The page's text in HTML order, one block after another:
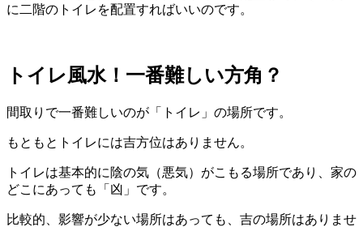
に二階のトイレを配置すればいいのです。
トイレ風水！一番難しい方角？
間取りで一番難しいのが「トイレ」の場所です。
もともとトイレには吉方位はありません。
トイレは基本的に陰の気（悪気）がこもる場所であり、家の
どこにあっても「凶」です。
比較的、影響が少ない場所はあっても、吉の場所はありませ